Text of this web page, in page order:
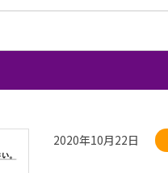
2020年10月22日